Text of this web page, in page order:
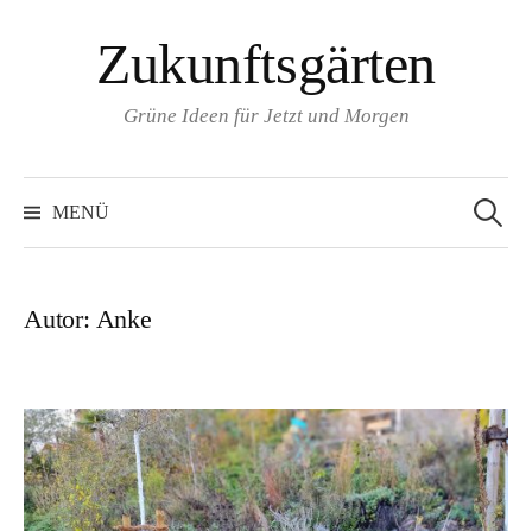
überspringenZukunftsgärten
Grüne Ideen für Jetzt und Morgen
MENÜ
nach:
Autor: Anke